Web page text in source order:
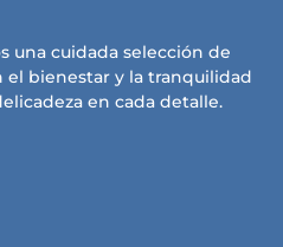
una cuidada selección de
el bienestar y la tranquilidad
en cada detalle.